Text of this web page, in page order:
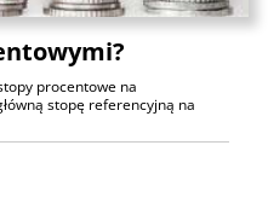
procentowe na
stopę referencyjną na